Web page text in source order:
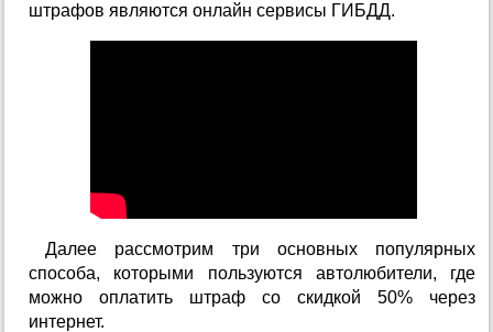
штрафов являются онлайн сервисы ГИБДД.
Далее рассмотрим три основных популярных
способа, которыми пользуются автолюбители, где
можно оплатить штраф со скидкой 50% через
интернет.